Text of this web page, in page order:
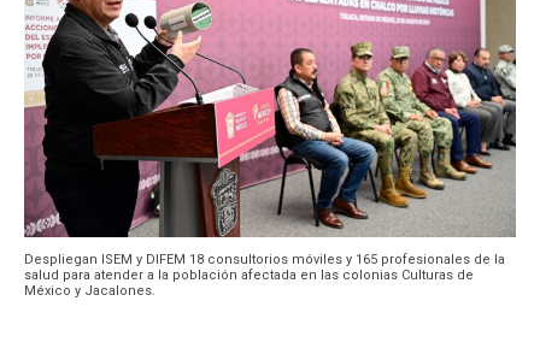
Despliegan ISEM y DIFEM 18 consultorios móviles y 165 profesionales de la
salud para atender a la población afectada en las colonias Culturas de
México y Jacalones.